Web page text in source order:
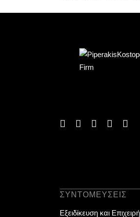
ΣΥΝΤΟΜΕΎΣΕΙΣ
Εξειδίκευση και